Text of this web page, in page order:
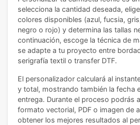
selecciona la cantidad deseada,
colores disponibles (azul, fucsia,
negro o rojo) y determina las tallas
continuación, escoge la técnica de
se adapte a tu proyecto entre
serigrafía textil o transfer DTF.
El personalizador calculará al
y total, mostrando también la fecha
entrega. Durante el proceso podrás
formato vectorial, PDF o imagen de
obtener los mejores resultados al